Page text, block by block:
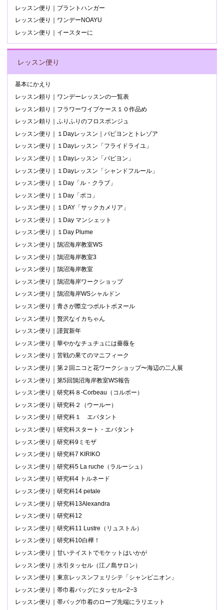
レッスン便り｜プラントハンガー
レッスン便り｜ワンデーNOAYU
レッスン便り｜イースターに
レッスン便り
基本にかえり
レッスン頼り｜ワンデーレッスンの一覧表
レッスン頼り｜フラワーワイプケース１０作品め
レッスン頼り｜ふりふりのフロスポンジュ
レッスン便り｜１Dayレッスン｜パピヨンとトレゾア
レッスン便り｜１Dayレッスン「フライドライユ」
レッスン便り｜１Dayレッスン「パピヨン」
レッスン便り｜１Dayレッスン「シャンドフルール」
レッスン便り｜１Day「ル・クラブ」
レッスン便り｜１Day「ポコ」
レッスン便り｜１DAY「サックカメリア」
レッスン便り｜１Day マンシェット
レッスン便り｜１Day Plume
レッスン便り｜鵠沼海岸教室WS
レッスン便り｜鵠沼海岸教室3
レッスン便り｜鵠沼海岸教室
レッスン便り｜鵠沼海岸ワークショップ
レッスン便り｜鵠沼海岸WSシャルドン
レッスン便り｜青さが際立つポルトボヌール
レッスン便り｜贅沢なイカちゃん
レッスン便り｜謹賀新年
レッスン便り｜華やかなチュチュには薔薇を
レッスン便り｜苦戦の果てのマニフィーク
レッスン便り｜第２回ニコと花ワークショップ〜海辺の二人展
レッスン便り｜第5回鵠沼海岸教室WS報告
レッスン便り｜研究科８-Corbeau（コルボー）
レッスン便り｜研究科２（ウールー）
レッスン便り｜研究科１ エパタント
レッスン便り｜研究科スタート・エパタント
レッスン便り｜研究科9ミモザ
レッスン便り｜研究科7 KIRIKO
レッスン便り｜研究科5 La ruche（ラルーシュ）
レッスン便り｜研究科4 トルネード
レッスン便り｜研究科14 petale
レッスン便り｜研究科13Alexandra
レッスン便り｜研究科12
レッスン便り｜研究科11 Lustre（リュストル）
レッスン便り｜研究科10白樺！
レッスン便り｜甘いテイストでモケットはいかが
レッスン便り｜水引タッセル（江ノ島サロン）
レッスン便り｜東京レッスンフェリシテ「シャンピニオン」
レッスン便り｜帯巾着バッグにタッセル−2−3
レッスン便り｜帯バッグ巾着のロープ先端にラリエット